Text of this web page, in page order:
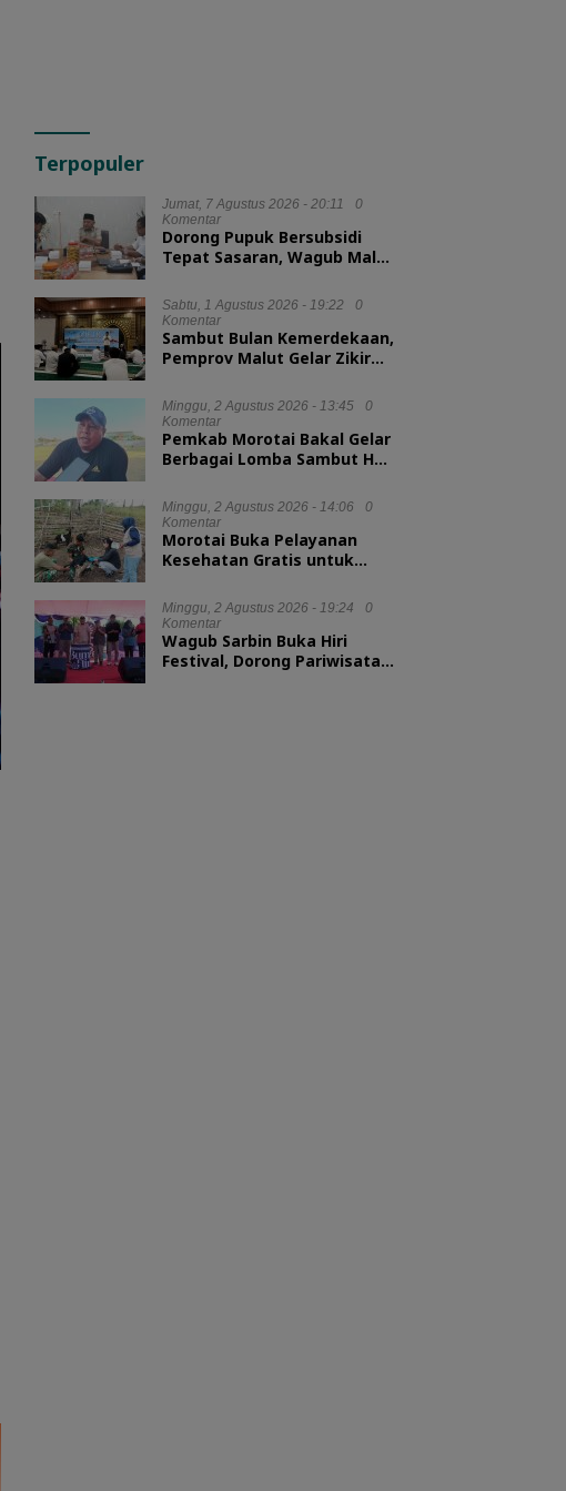
Terpopuler
Jumat, 7 Agustus 2026 - 20:11
0
Komentar
Dorong Pupuk Bersubsidi
Tepat Sasaran, Wagub Malut
Digitalisasi
Sabtu, 1 Agustus 2026 - 19:22
0
Komentar
Sambut Bulan Kemerdekaan,
Pemprov Malut Gelar Zikir
Minggu, 2 Agustus 2026 - 13:45
0
Komentar
Pemkab Morotai Bakal Gelar
Berbagai Lomba Sambut HUT
Minggu, 2 Agustus 2026 - 14:06
0
Komentar
Morotai Buka Pelayanan
Kesehatan Gratis untuk
Minggu, 2 Agustus 2026 - 19:24
0
Komentar
Wagub Sarbin Buka Hiri
Festival, Dorong Pariwisata